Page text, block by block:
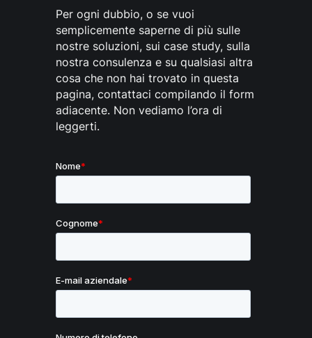
IT Managed Services, Il NGMS eroga un servizio
H24, con competenze multidisciplinari in ambito
DevOps e SRE coordinate, nell’esecuzione delle
attività dal Customer Reliability Engineer per
mantenere efficienti l’infrastruttura e
l’applicazione nel tempo.
Il servizio è erogato eseguendo le attività nel
rispetto degli SLA e Kpi previsti. La gestione
SRE così come la gestione delle Change che
Change. Le tempistiche delle Major Change
Per ogni dubbio, o se vuoi
semplicemente saperne di più sulle
nostre soluzioni, sui case study, sulla
nostra consulenza e su qualsiasi altra
cosa che non hai trovato in questa
pagina, contattaci compilando il form
adiacente. Non vediamo l’ora di
leggerti.